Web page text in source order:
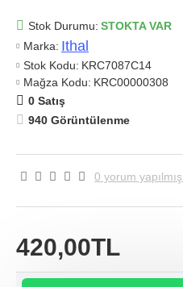
Stok Durumu: STOKTA VAR
Marka: Ithal
Stok Kodu: KRC7087C14
Mağza Kodu: KRC00000308
0 Satış
940 Görüntülenme
0 yorum yapılmış.
420,00TL